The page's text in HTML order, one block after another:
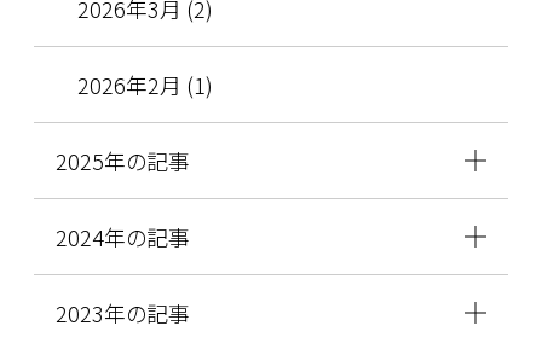
2026年3月 (2)
2026年2月 (1)
2025年の記事
2024年の記事
2023年の記事